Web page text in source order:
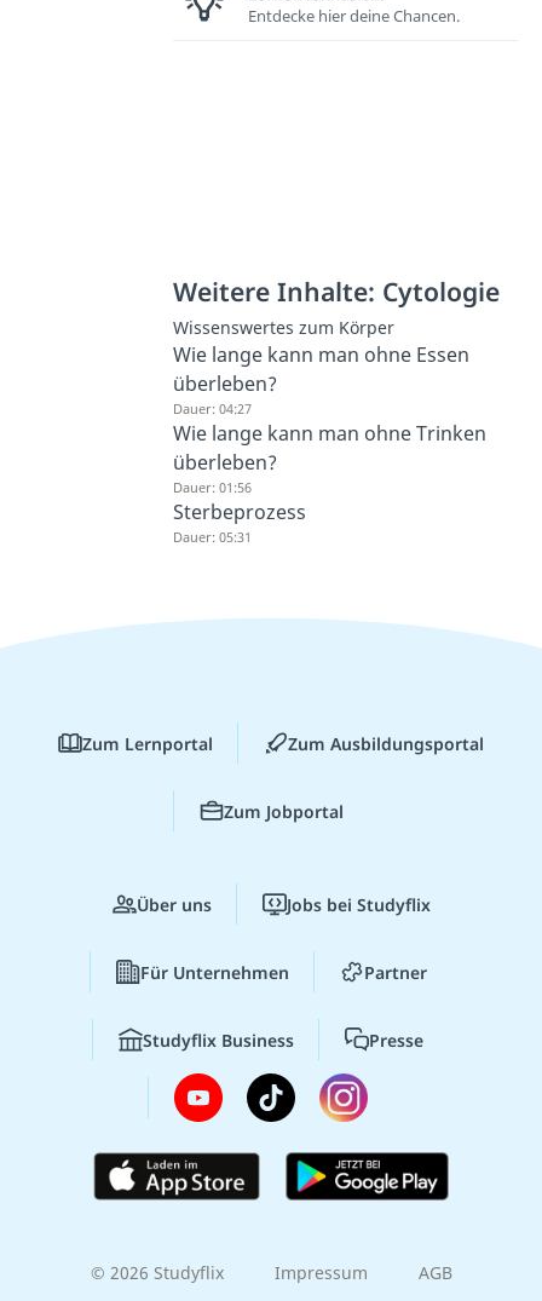
Entdecke hier deine Chancen.
Weitere Inhalte: Cytologie
Wissenswertes zum Körper
Wie lange kann man ohne Essen
überleben?
Dauer: 04:27
Wie lange kann man ohne Trinken
überleben?
Dauer: 01:56
Sterbeprozess
Dauer: 05:31
Zum Lernportal Zum Ausbildungsportal
Zum Jobportal
Über uns Jobs bei Studyflix
Für Unternehmen Partner
Studyflix Business Presse
© 2026 Studyflix Impressum AGB